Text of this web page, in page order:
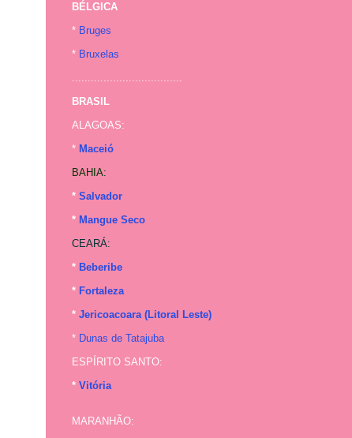
BÉLGICA
* Bruges
* Bruxelas
...................................
BRASIL
ALAGOAS:
* Maceió
BAHIA:
* Salvador
* Mangue Seco
CEARÁ:
* Beberibe
* Fortaleza
* Jericoacoara (Litoral Leste)
* Dunas de Tatajuba
ESPÍRITO SANTO:
* Vitória
MARANHÃO: